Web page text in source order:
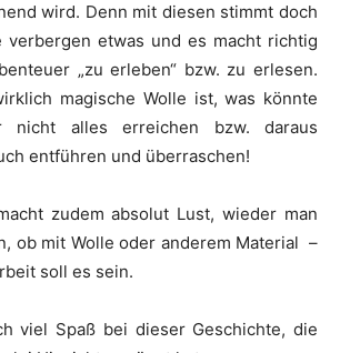
wird. Denn mit diesen stimmt doch
verbergen etwas und es macht richtig
„zu erleben“ bzw. zu erlesen.
magische Wolle ist, was könnte
nicht alles erreichen bzw. daraus
entführen und überraschen!
zudem absolut Lust, wieder man
ob mit Wolle oder anderem Material –
soll es sein.
viel Spaß bei dieser Geschichte, die